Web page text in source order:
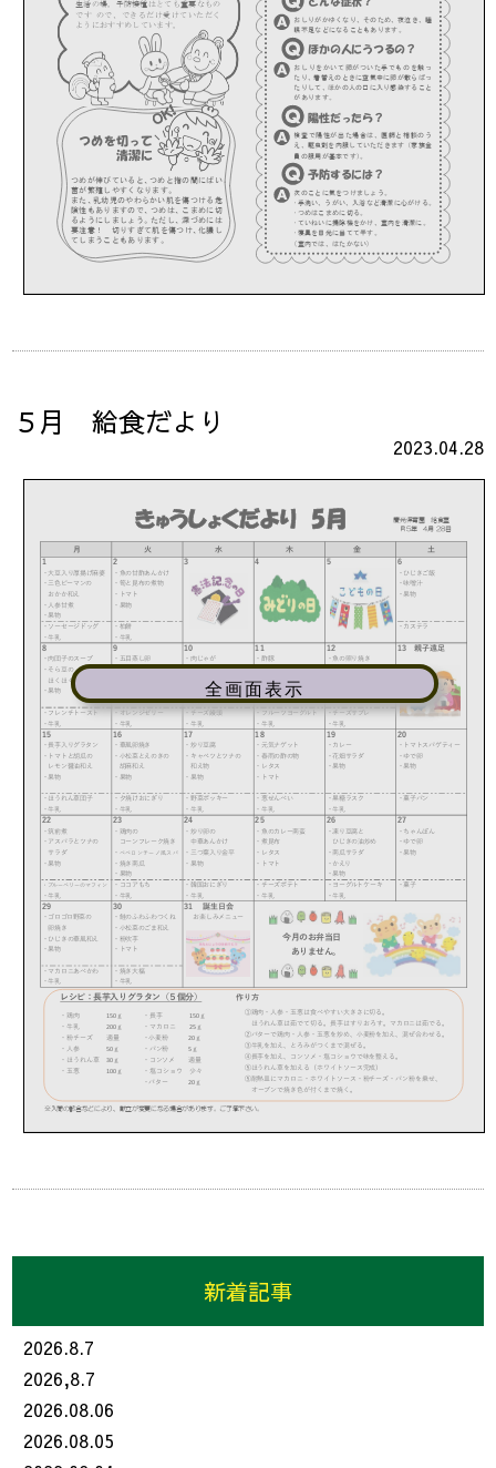
５月 給食だより
2023.04.28
全画面表示
新着記事
2026.8.7
2026,8.7
2026.08.06
2026.08.05